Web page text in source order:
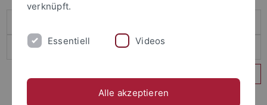
verknüpft.
Essentiell Videos
Alle akzeptieren